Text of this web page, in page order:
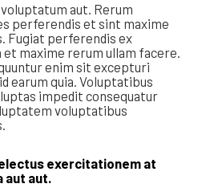
aut. Rerum
perferendis et sint maxime
Fugiat perferendis ex
et maxime rerum ullam facere.
enim sit excepturi
earum quia. Voluptatibus
impedit consequatur
voluptatibus
exercitationem at
aut aut.